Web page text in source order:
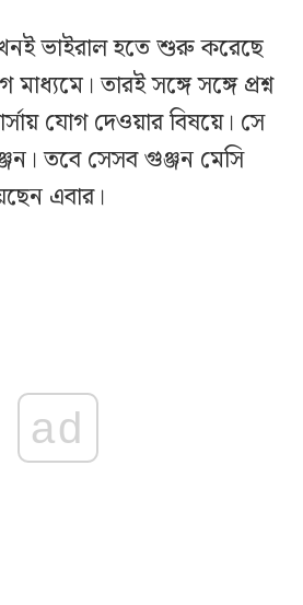
ভাইরাল হতে শুরু করেছে
তারই সঙ্গে সঙ্গে প্রশ্ন
যোগ দেওয়ার বিষয়ে। সে
তবে সেসব গুঞ্জন মেসি
এবার।
ad